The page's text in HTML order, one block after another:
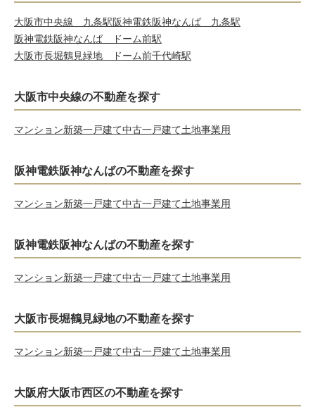
大阪市中央線 九条駅阪神電鉄阪神なんば 九条駅
阪神電鉄阪神なんば ドーム前駅
大阪市長堀鶴見緑地 ドーム前千代崎駅
大阪市中央線の不動産を探す
マンション新築一戸建て中古一戸建て土地事業用
阪神電鉄阪神なんばの不動産を探す
マンション新築一戸建て中古一戸建て土地事業用
阪神電鉄阪神なんばの不動産を探す
マンション新築一戸建て中古一戸建て土地事業用
大阪市長堀鶴見緑地の不動産を探す
マンション新築一戸建て中古一戸建て土地事業用
大阪府大阪市西区の不動産を探す